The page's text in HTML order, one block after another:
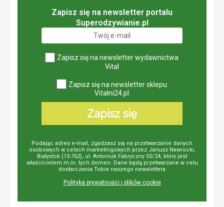
Zapisz się na newsletter portalu
Superodzywianie.pl
Zapisz się na newsletter wydawnictwa
Vital
Zapisz się na newsletter sklepu
Vitalni24.pl
Zapisz się
Podając adres e-mail, zgadzasz się na przetwarzanie danych
osobowych w celach marketingowych przez Janusz Nawrocki,
Białystok (15-762), ul. Antoniuk Fabryczny 55/24, który jest
właścicielem m.in. tych domen. Dane będą przetwarzane w celu
dostarczania Tobie naszego newslettera
Polityka prywatności i plików cookie